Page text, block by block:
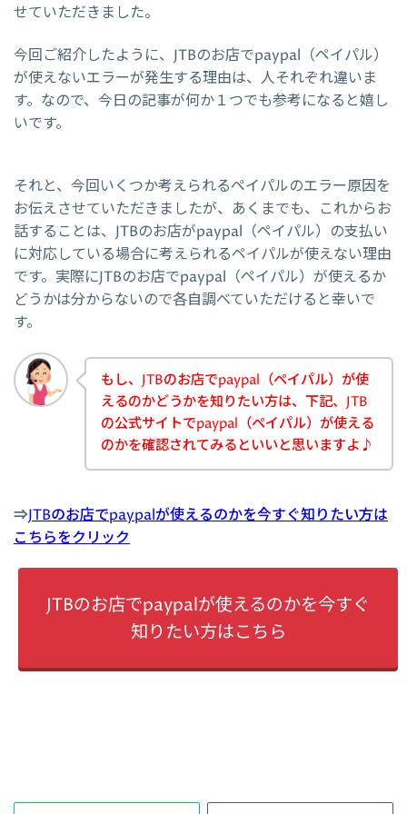
せていただきました。
今回ご紹介したように、JTBのお店でpaypal（ペイパル）
が使えないエラーが発生する理由は、人それぞれ違いま
す。なので、今日の記事が何か１つでも参考になると嬉し
いです。
それと、今回いくつか考えられるペイパルのエラー原因を
お伝えさせていただきましたが、あくまでも、これからお
話することは、JTBのお店がpaypal（ペイパル）の支払い
に対応している場合に考えられるペイパルが使えない理由
です。実際にJTBのお店でpaypal（ペイパル）が使えるか
どうかは分からないので各自調べていただけると幸いで
す。
もし、JTBのお店でpaypal（ペイパル）が使
えるのかどうかを知りたい方は、下記、JTB
の公式サイトでpaypal（ペイパル）が使える
のかを確認されてみるといいと思いますよ♪
⇒JTBのお店でpaypalが使えるのかを今すぐ知りたい方は
こちらをクリック
JTBのお店でpaypalが使えるのかを今すぐ
知りたい方はこちら